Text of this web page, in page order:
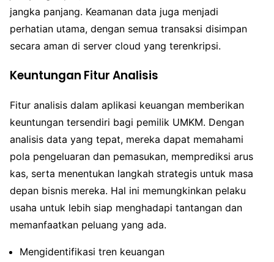
jangka panjang. Keamanan data juga menjadi
perhatian utama, dengan semua transaksi disimpan
secara aman di server cloud yang terenkripsi.
Keuntungan Fitur Analisis
Fitur analisis dalam aplikasi keuangan memberikan
keuntungan tersendiri bagi pemilik UMKM. Dengan
analisis data yang tepat, mereka dapat memahami
pola pengeluaran dan pemasukan, memprediksi arus
kas, serta menentukan langkah strategis untuk masa
depan bisnis mereka. Hal ini memungkinkan pelaku
usaha untuk lebih siap menghadapi tantangan dan
memanfaatkan peluang yang ada.
Mengidentifikasi tren keuangan